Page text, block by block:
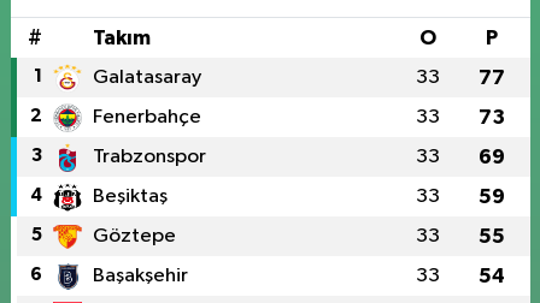
# Takım O P
1 Galatasaray 33 77
2 Fenerbahçe 33 73
3 Trabzonspor 33 69
4 Beşiktaş 33 59
5 Göztepe 33 55
6 Başakşehir 33 54